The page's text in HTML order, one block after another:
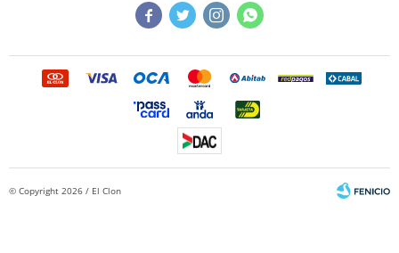
   
© Copyright 2026 / El Clon